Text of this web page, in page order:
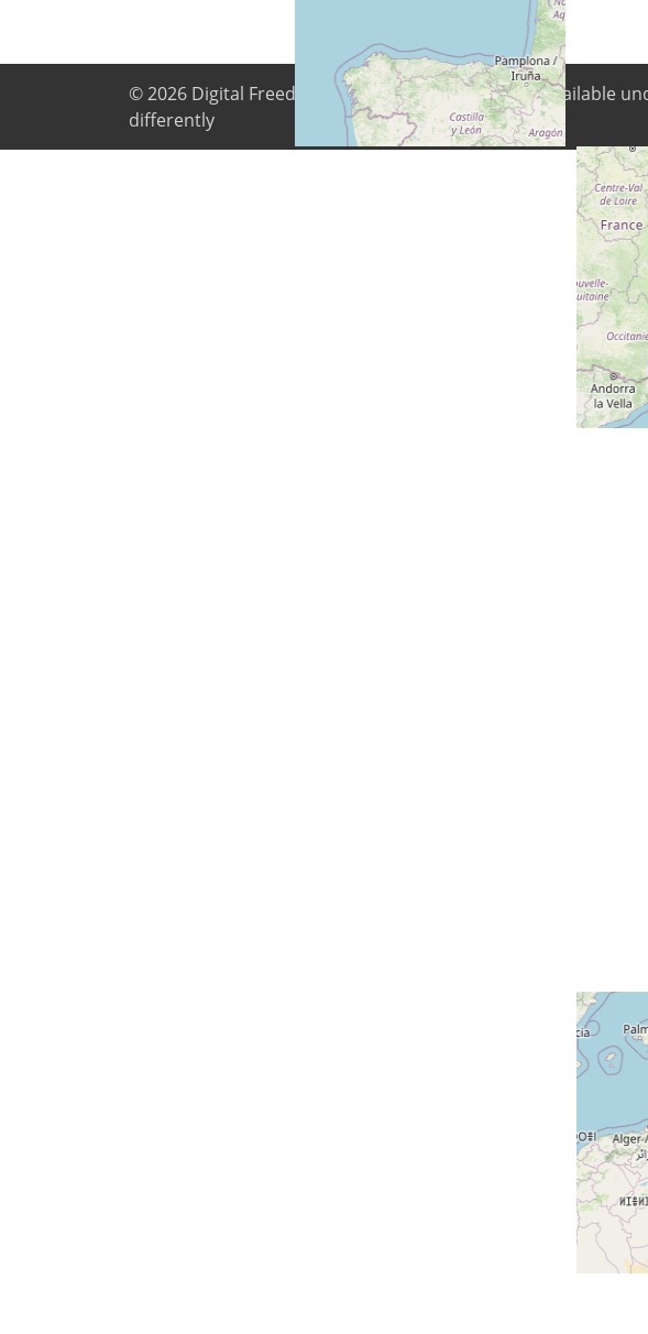
© 2026 Digital Freedom Foundation. All content is available
differently